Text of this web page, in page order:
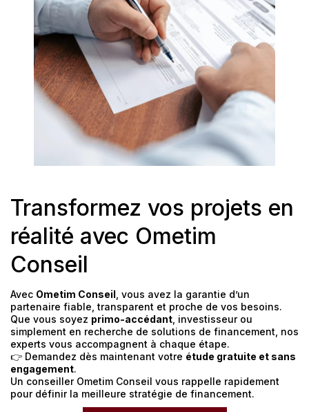
Transformez vos projets en
réalité avec Ometim
Conseil
Avec Ometim Conseil , vous avez la garantie d’un
partenaire fiable, transparent et proche de vos besoins.
Que vous soyez primo-accédant , investisseur ou
simplement en recherche de solutions de financement, nos
experts vous accompagnent à chaque étape.
👉 Demandez dès maintenant votre étude gratuite et sans
engagement.
Un conseiller Ometim Conseil vous rappelle rapidement
pour définir la meilleure stratégie de financement.